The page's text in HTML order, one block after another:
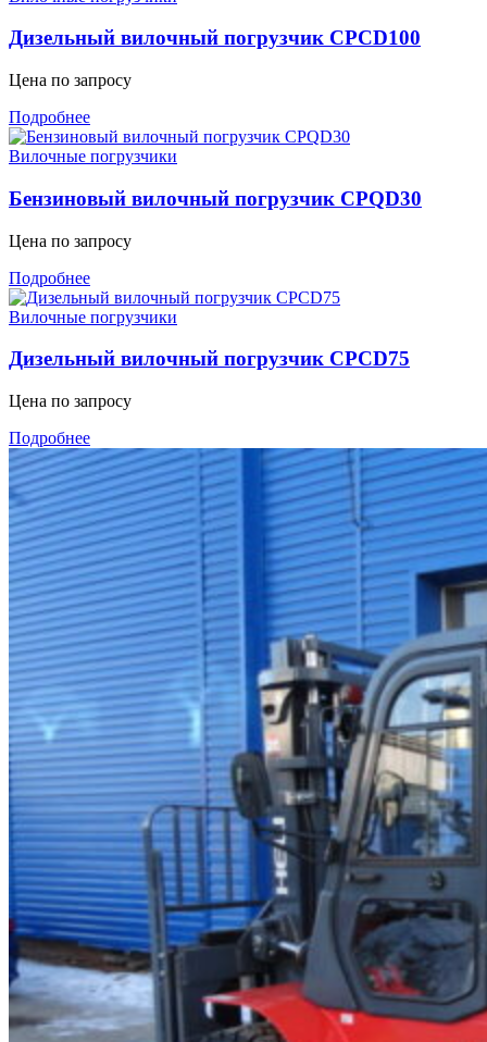
Дизельный вилочный погрузчик CPCD100
Цена по запросу
Подробнее
Вилочные погрузчики
Бензиновый вилочный погрузчик CPQD30
Цена по запросу
Подробнее
Вилочные погрузчики
Дизельный вилочный погрузчик CPCD75
Цена по запросу
Подробнее